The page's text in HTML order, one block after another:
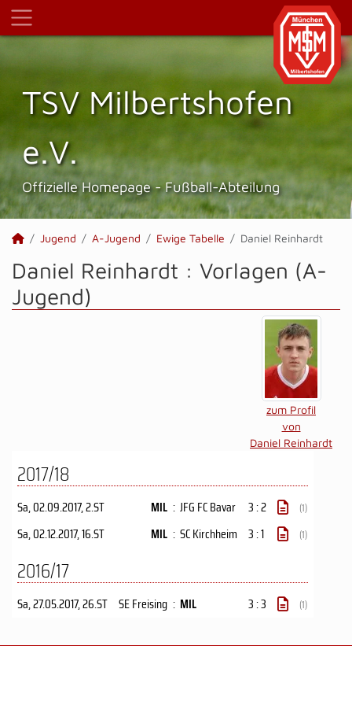
TSV Milbertshofen
e.V.
Offizielle Homepage - Fußball-Abteilung
Jugend A-Jugend Ewige Tabelle Daniel Reinhardt
Daniel Reinhardt : Vorlagen (A-
Jugend)
zum Profil
von
Daniel Reinhardt
2017/18
Sa, 02.09.2017, 2.ST MIL : JFG FC Bavar 3 : 2 (1)
Sa, 02.12.2017, 16.ST MIL : SC Kirchheim 3 : 1 (1)
2016/17
Sa, 27.05.2017, 26.ST SE Freising : MIL 3 : 3 (1)